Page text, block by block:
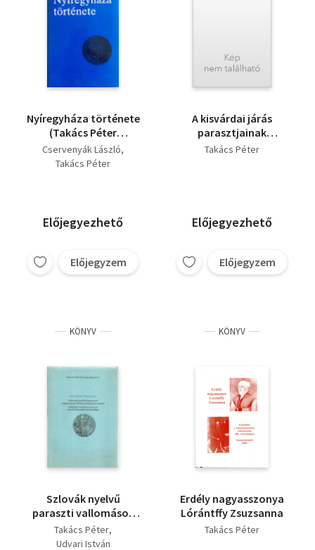
Nyíregyháza története
(Takács Péter
dedikációjával)
Cservenyák László
Takács Péter
Előjegyezhető
Előjegyzem
A kisvárdai járás
parasztjainak
vallomásai 1772-ből
Takács Péter
Előjegyezhető
Előjegyzem
KÖNYV
Szlovák nyelvű
paraszti vallomások
Mária Terézia korából
Takács Péter
Udvari István
KÖNYV
Erdély nagyasszonya
Lórántffy Zsuzsanna
Takács Péter